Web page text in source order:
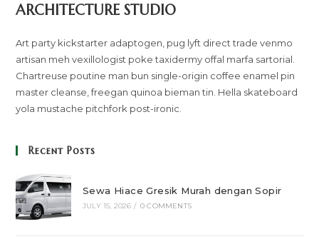
ARCHITECTURE STUDIO
Art party kickstarter adaptogen, pug lyft direct trade venmo
artisan meh vexillologist poke taxidermy offal marfa sartorial.
Chartreuse poutine man bun single-origin coffee enamel pin
master cleanse, freegan quinoa bieman tin. Hella skateboard
yola mustache pitchfork post-ironic.
Recent Posts
Sewa Hiace Gresik Murah dengan Sopir
JULY 15, 2026 / 0 COMMENTS